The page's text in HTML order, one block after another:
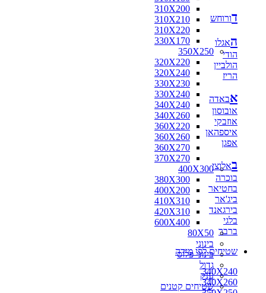
310X200
310X210
310X220
330X170
350X250
320X220
320X240
330X230
330X240
340X240
340X260
360X220
360X260
360X270
370X270
400X300
380X300
400X200
410X310
420X310
600X400
80X50
בינוני
בינוני פלוס
גדול
ענק
שטיחים קטנים
דורוחש
האגלו
הודי
הולביין
הריז
אבאדה
אובוסון
אוזבקי
איספהאן
אפגן
באלוצי
בוכרה
בחטיאר
ביג'אר
בירגאנד
בלגי
ברבר
שטיחים לפי מידה
340X240
340X260